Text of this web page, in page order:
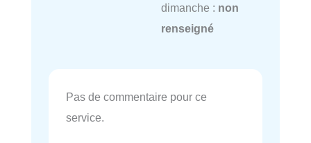
dimanche : non
renseigné
Pas de commentaire pour ce
service.